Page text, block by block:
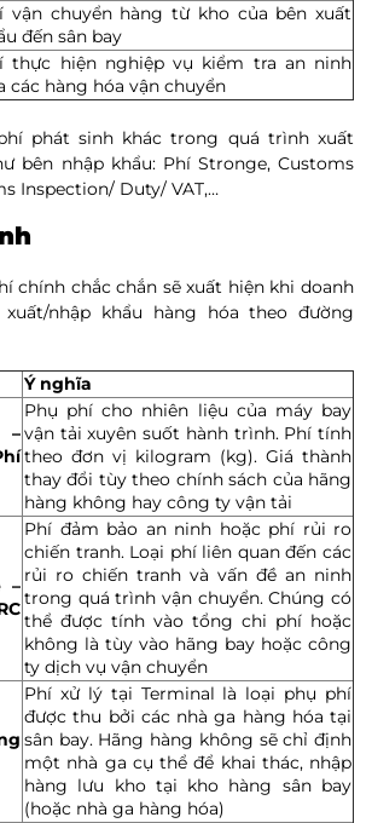
vận chuyển hàng từ kho của bên xuất
đến sân bay
thực hiện nghiệp vụ kiểm tra an ninh
các hàng hóa vận chuyển
phát sinh khác trong quá trình xuất
bên nhập khẩu: Phí Stronge, Customs
Inspection/ Duty/ VAT,…
chính chắc chắn sẽ xuất hiện khi doanh
nhập khẩu hàng hóa theo đường
Ý nghĩa
–
Phụ phí cho nhiên liệu của máy bay
vận tải xuyên suốt hành trình. Phí tính
theo đơn vị kilogram (kg). Giá thành
thay đổi tùy theo chính sách của hãng
hàng không hay công ty vận tải
–
Phí đảm bảo an ninh hoặc phí rủi ro
chiến tranh. Loại phí liên quan đến các
rủi ro chiến tranh và vấn đề an ninh
trong quá trình vận chuyển. Chúng có
thể được tính vào tổng chi phí hoặc
không là tùy vào hãng bay hoặc công
ty dịch vụ vận chuyển
Phí xử lý tại Terminal là loại phụ phí
được thu bởi các nhà ga hàng hóa tại
sân bay. Hãng hàng không sẽ chỉ định
một nhà ga cụ thể để khai thác, nhập
hàng lưu kho tại kho hàng sân bay
(hoặc nhà ga hàng hóa)